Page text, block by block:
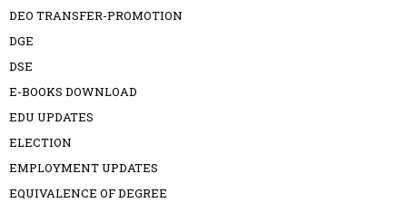
DEO TRANSFER-PROMOTION
DGE
DSE
E-BOOKS DOWNLOAD
EDU UPDATES
ELECTION
EMPLOYMENT UPDATES
EQUIVALENCE OF DEGREE